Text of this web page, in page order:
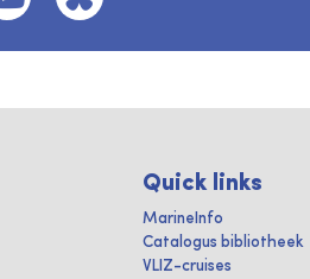
Quick links
MarineInfo
Catalogus bibliotheek
VLIZ-cruises